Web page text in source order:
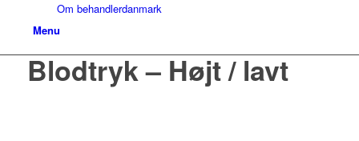
Om behandlerdanmark
Menu
Blodtryk – Højt / lavt